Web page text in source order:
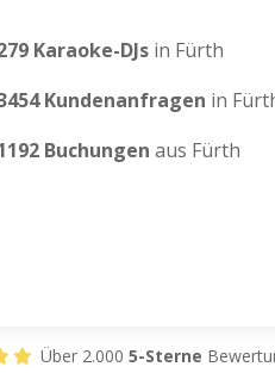
Karaoke-DJs in Fürth
Kundenanfragen in
Buchungen aus Fürth
Über 2.000 5-Sterne